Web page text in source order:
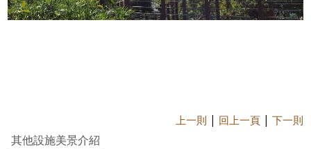
上一則 | 回上一頁| 下一則
其他設施美景介紹